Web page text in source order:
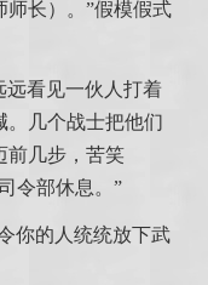
长）。”假模假式
远看见一伙人打着
。几个战士把他们
前几步，苦笑
令部休息。”
你的人统统放下武